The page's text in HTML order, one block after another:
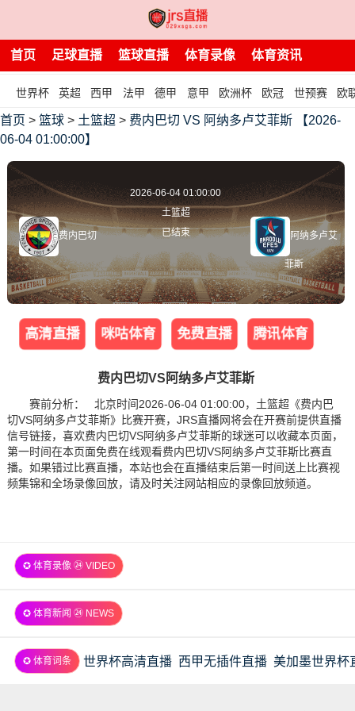
首页 足球直播 篮球直播 体育录像 体育资讯
世界杯 英超 西甲 法甲 德甲 意甲 欧洲杯 欧冠 世预赛 欧
首页 > 篮球 > 土篮超 > 费内巴切 VS 阿纳多卢艾菲斯 【2026-
06-04 01:00:00】
费内巴切
2026-06-04 01:00:00
土篮超
已结束
阿纳多卢艾
菲斯
高清直播 咪咕体育 免费直播 腾讯体育
费内巴切VS阿纳多卢艾菲斯
赛前分析： 北京时间2026-06-04 01:00:00，土篮超《费内巴
切VS阿纳多卢艾菲斯》比赛开赛，JRS直播网将会在开赛前提供直播
信号链接，喜欢费内巴切VS阿纳多卢艾菲斯的球迷可以收藏本页面，
第一时间在本页面免费在线观看费内巴切VS阿纳多卢艾菲斯比赛直
播。如果错过比赛直播，本站也会在直播结束后第一时间送上比赛视
频集锦和全场录像回放，请及时关注网站相应的录像回放频道。
✪ 体育录像 ㉔ VIDEO
✪ 体育新闻 ㉔ NEWS
✪ 体育词条 世界杯高清直播 西甲无插件直播 美加墨世界杯